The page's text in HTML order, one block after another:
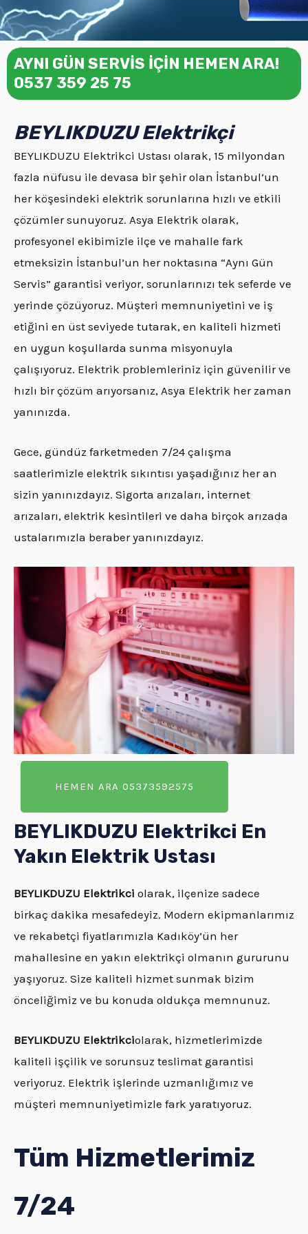
AYNI GÜN SERVİS İÇİN HEMEN ARA!
0537 359 25 75
BEYLIKDUZU Elektrikçi
BEYLIKDUZU Elektrikci Ustası olarak, 15 milyondan
fazla nüfusu ile devasa bir şehir olan İstanbul’un
her köşesindeki elektrik sorunlarına hızlı ve etkili
çözümler sunuyoruz. Asya Elektrik olarak,
profesyonel ekibimizle ilçe ve mahalle fark
etmeksizin İstanbul’un her noktasına “Aynı Gün
Servis” garantisi veriyor, sorunlarınızı tek seferde ve
yerinde çözüyoruz. Müşteri memnuniyetini ve iş
etiğini en üst seviyede tutarak, en kaliteli hizmeti
en uygun koşullarda sunma misyonuyla
çalışıyoruz. Elektrik problemleriniz için güvenilir ve
hızlı bir çözüm arıyorsanız, Asya Elektrik her zaman
yanınızda.
Gece, gündüz farketmeden 7/24 çalışma
saatlerimizle elektrik sıkıntısı yaşadığınız her an
sizin yanınızdayız. Sigorta arızaları, internet
arızaları, elektrik kesintileri ve daha birçok arızada
ustalarımızla beraber yanınızdayız.
HEMEN ARA 05373592575
BEYLIKDUZU Elektrikci En
Yakın Elektrik Ustası
BEYLIKDUZU Elektrikci olarak, ilçenize sadece
birkaç dakika mesafedeyiz. Modern ekipmanlarımız
ve rekabetçi fiyatlarımızla Kadıköy’ün her
mahallesine en yakın elektrikçi olmanın gururunu
yaşıyoruz. Size kaliteli hizmet sunmak bizim
önceliğimiz ve bu konuda oldukça memnunuz.
BEYLIKDUZU Elektrikciolarak, hizmetlerimizde
kaliteli işçilik ve sorunsuz teslimat garantisi
veriyoruz. Elektrik işlerinde uzmanlığımız ve
müşteri memnuniyetimizle fark yaratıyoruz.
Tüm Hizmetlerimiz
7/24